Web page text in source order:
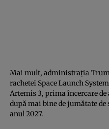
Mai mult, administrația
rachetei Space Launch
Artemis 3, prima încercare
după mai bine de jumătate de
anul 2027.